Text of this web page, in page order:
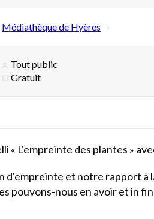
Médiathèque de Hyères
Tout public
Gratuit
« L'empreinte des plantes »
d'empreinte et notre rapport à
pouvons-nous en avoir et in